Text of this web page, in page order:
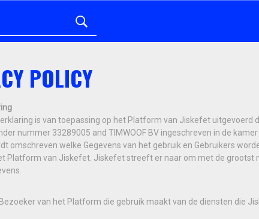
POLICY
is van toepassing op het Platform van Jiskefet uitgevoerd
nummer 33289005 and TIMWOOF BV ingeschreven in de
omschreven welke Gegevens van het gebruik en Gebruikers
Platform van Jiskefet. Jiskefet streeft er naar om met de grootst
van het Platform die gebruik maakt van de diensten die